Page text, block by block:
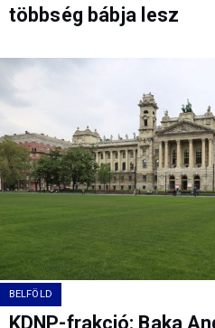
többség bábja lesz
BELFÖLD
KDNP-frakció: Baka